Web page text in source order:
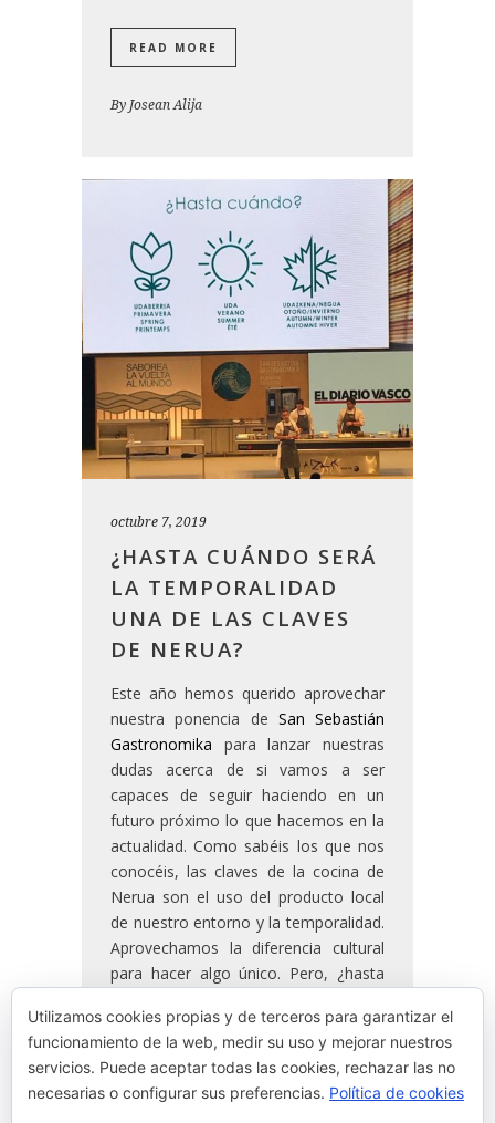
READ MORE
By Josean Alija
octubre 7, 2019
¿HASTA CUÁNDO SERÁ
LA TEMPORALIDAD
UNA DE LAS CLAVES
DE NERUA?
Este año hemos querido aprovechar
nuestra ponencia de San Sebastián
Gastronomika para lanzar nuestras
dudas acerca de si vamos a ser
capaces de seguir haciendo en un
futuro próximo lo que hacemos en la
actualidad. Como sabéis los que nos
conocéis, las claves de la cocina de
Nerua son el uso del producto local
de nuestro entorno y la temporalidad.
Aprovechamos la diferencia cultural
para hacer algo único. Pero, ¿hasta
de los valores que definen nuestra
cocina? ¿Hasta cuándo vamos a
poder cumplir esa temporalidad?
Utilizamos cookies propias y de terceros para garantizar el
funcionamiento de la web, medir su uso y mejorar nuestros
servicios. Puede aceptar todas las cookies, rechazar las no
necesarias o configurar sus preferencias. Política de cookies